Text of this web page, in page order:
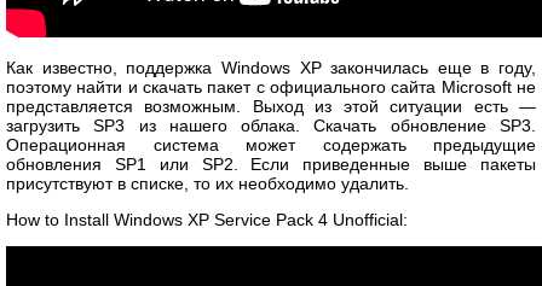
Как известно, поддержка Windows XP закончилась еще в году,
поэтому найти и скачать пакет с официального сайта Microsoft не
представляется возможным. Выход из этой ситуации есть —
загрузить SP3 из нашего облака. Скачать обновление SP3.
Операционная система может содержать предыдущие
обновления SP1 или SP2. Если приведенные выше пакеты
присутствуют в списке, то их необходимо удалить.
How to Install Windows XP Service Pack 4 Unofficial: